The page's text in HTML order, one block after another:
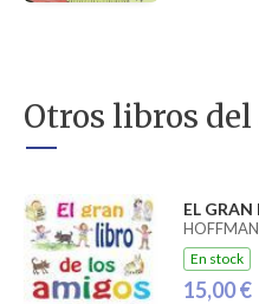
Otros libros
EL GRAN
En stock
15,00 €